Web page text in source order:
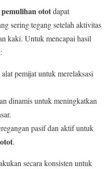
ototdapat
sering tegang setelah aktivitas
kaki. Untuk mencapai hasil
pemijat untuk merelaksasi
dinamis untuk meningkatkan
pasif dan aktif untuk
.
secara konsisten untuk